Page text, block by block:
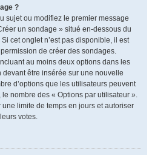
?
sujet ou modifiez le premier message
un sondage » situé en-dessous du
cet onglet n’est pas disponible, il est
de créer des sondages.
au moins deux options dans les
être insérée sur une nouvelle
d’options que les utilisateurs peuvent
nombre des « Options par utilisateur ».
limite de temps en jours et autoriser
votes.